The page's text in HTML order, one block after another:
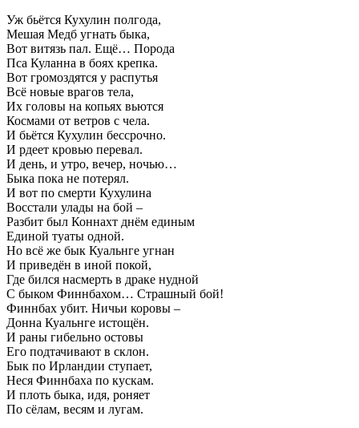
Уж бьётся Кухулин полгода,
Мешая Медб угнать быка,
Вот витязь пал. Ещё… Порода
Пса Куланна в боях крепка.
Вот громоздятся у распутья
Всё новые врагов тела,
Их головы на копьях вьются
Космами от ветров с чела.
И бьётся Кухулин бессрочно.
И рдеет кровью перевал.
И день, и утро, вечер, ночью…
Быка пока не потерял.
И вот по смерти Кухулина
Восстали улады на бой –
Разбит был Коннахт днём единым
Единой туаты одной.
Но всё же бык Куальнге угнан
И приведён в иной покой,
Где бился насмерть в драке нудной
С быком Финнбахом… Страшный бой!
Финнбах убит. Ничьи коровы –
Донна Куальнге истощён.
И раны гибельно остовы
Его подтачивают в склон.
Бык по Ирландии ступает,
Неся Финнбаха по кускам.
И плоть быка, идя, роняет
По сёлам, весям и лугам.